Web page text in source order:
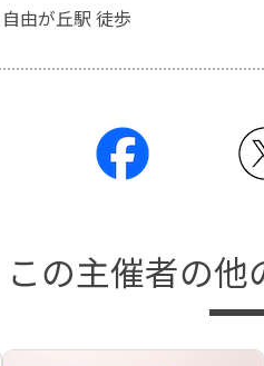
由が丘駅 徒歩
この主催者の